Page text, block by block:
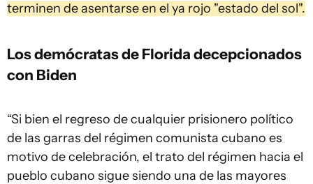
terminen de asentarse en el ya rojo "estado del sol".
Los demócratas de Florida decepcionados
con Biden
“Si bien el regreso de cualquier prisionero político
de las garras del régimen comunista cubano es
motivo de celebración, el trato del régimen hacia el
pueblo cubano sigue siendo una de las mayores